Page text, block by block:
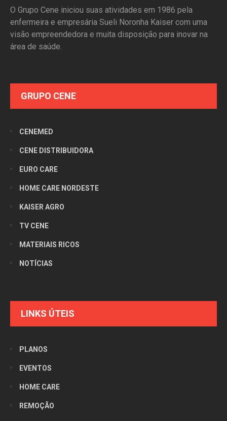
O Grupo Cene iniciou suas atividades em 1986 pela
enfermeira e empresária Sueli Noronha Kaiser com uma
visão empreendedora e muita disposição para inovar na
área de saúde.
GRUPO CENE
CENEMED
CENE DISTRIBUIDORA
EURO CARE
HOME CARE NORDESTE
KAISER AGRO
TV CENE
MATERIAIS RICOS
NOTÍCIAS
LINKS ÚTEIS
PLANOS
EVENTOS
HOME CARE
REMOÇÃO